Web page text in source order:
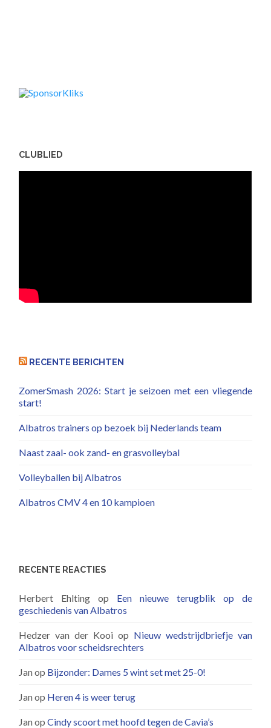
CLUBLIED
RECENTE BERICHTEN
ZomerSmash 2026: Start je seizoen met een vliegende
start!
Albatros trainers op bezoek bij Nederlands team
Naast zaal- ook zand- en grasvolleybal
Volleyballen bij Albatros
Albatros CMV 4 en 10 kampioen
RECENTE REACTIES
Herbert Ehlting op Een nieuwe terugblik op de
geschiedenis van Albatros
Hedzer van der Kooi op Nieuw wedstrijdbriefje van
Albatros voor scheidsrechters
Janop Bijzonder: Dames 5 wint set met 25-0!
Janop Heren 4 is weer terug
JanopCindy scoort met hoofd tegen de Cavia’s